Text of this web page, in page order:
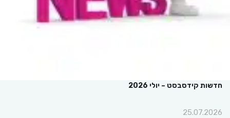
חדשות קידסבסט – יולי 2026
25.07.2026